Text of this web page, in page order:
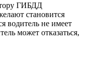
ГИБДД
становится
водитель не имеет
может отказаться,